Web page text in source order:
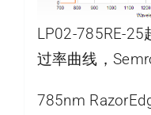
LP02-785RE-
过率曲线，
785nm